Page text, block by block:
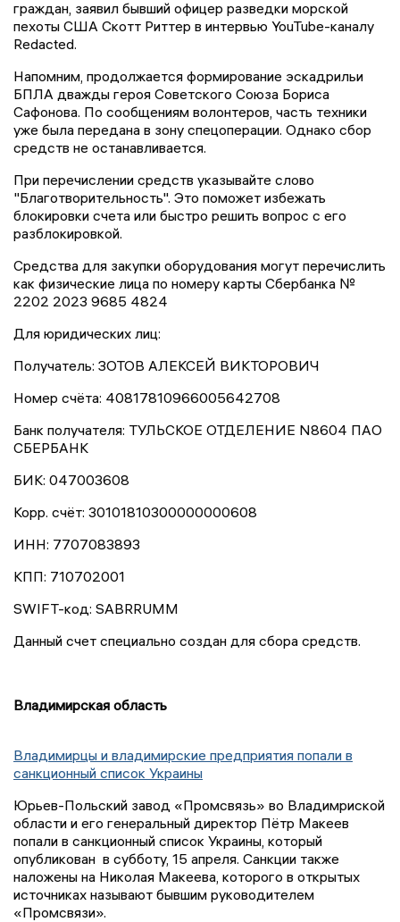
граждан, заявил бывший офицер разведки морской
пехоты США Скотт Риттер в интервью YouTube-каналу
Redacted.
Напомним, продолжается формирование эскадрильи
БПЛА дважды героя Советского Союза Бориса
Сафонова. По сообщениям волонтеров, часть техники
уже была передана в зону спецоперации. Однако сбор
средств не останавливается.
При перечислении средств указывайте слово
"Благотворительность". Это поможет избежать
блокировки счета или быстро решить вопрос с его
разблокировкой.
Средства для закупки оборудования могут перечислить
как физические лица по номеру карты Сбербанка №
2202 2023 9685 4824
Для юридических лиц:
Получатель: ЗОТОВ АЛЕКСЕЙ ВИКТОРОВИЧ
Номер счёта: 40817810966005642708
Банк получателя: ТУЛЬСКОЕ ОТДЕЛЕНИЕ N8604 ПАО
СБЕРБАНК
БИК: 047003608
Корр. счёт: 30101810300000000608
ИНН: 7707083893
КПП: 710702001
SWIFT-код: SABRRUMM
Данный счет специально создан для сбора средств.
Владимирская область
Владимирцы и владимирские предприятия попали в
санкционный список Украины
Юрьев-Польский завод «Промсвязь» во Владимриской
области и его генеральный директор Пётр Макеев
попали в санкционный список Украины, который
опубликован в субботу, 15 апреля. Санкции также
наложены на Николая Макеева, которого в открытых
источниках называют бывшим руководителем
«Промсвязи».